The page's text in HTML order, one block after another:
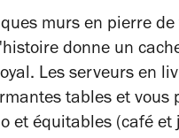
murs en pierre
donne un
Les serveurs en
tables et vous
et équitables (café